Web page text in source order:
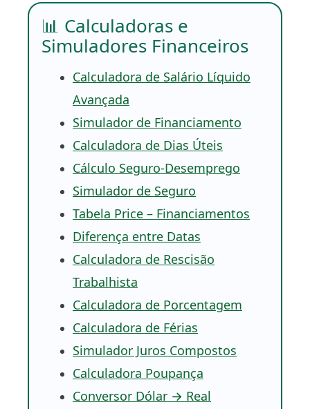
📊 Calculadoras e
Simuladores Financeiros
Calculadora de Salário Líquido
Avançada
Simulador de Financiamento
Calculadora de Dias Úteis
Cálculo Seguro-Desemprego
Simulador de Seguro
Tabela Price – Financiamentos
Diferença entre Datas
Calculadora de Rescisão
Trabalhista
Calculadora de Porcentagem
Calculadora de Férias
Simulador Juros Compostos
Calculadora Poupança
Conversor Dólar → Real